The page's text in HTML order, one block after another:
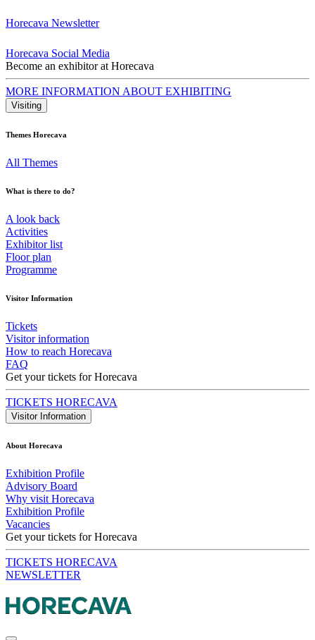
Horecava Newsletter
Horecava Social Media
Become an exhibitor at Horecava
MORE INFORMATION ABOUT EXHIBITING
Visiting
Themes Horecava
All Themes
What is there to do?
A look back
Activities
Exhibitor list
Floor plan
Programme
Visitor Information
Tickets
Visitor information
How to reach Horecava
FAQ
Get your tickets for Horecava
TICKETS HORECAVA
Visitor Information
About Horecava
Exhibition Profile
Advisory Board
Why visit Horecava
Exhibition Profile
Vacancies
Get your tickets for Horecava
TICKETS HORECAVA
NEWSLETTER